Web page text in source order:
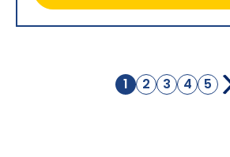
Pagina
Attualmente
1 Pagina
2 Pagina
3 4 5